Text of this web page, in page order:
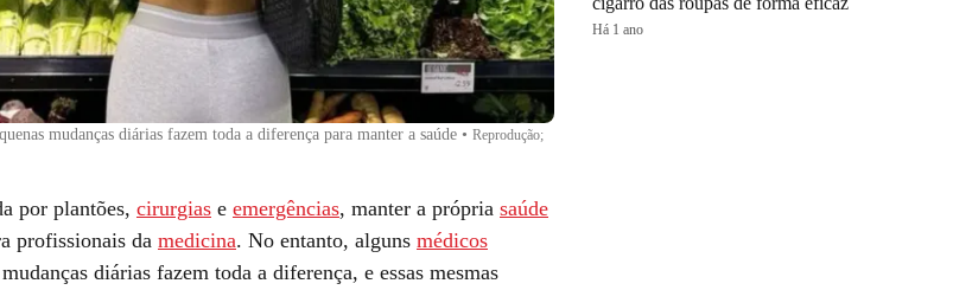
mudanças diárias fazem toda a diferença para manter a saúde • Reprodução;
por plantões, cirurgias e emergências, manter a própria saúde
profissionais da medicina. No entanto, alguns médicos
diárias fazem toda a diferença, e essas mesmas
Há 1 ano